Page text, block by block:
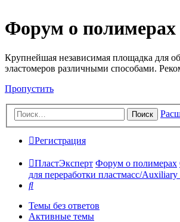
Форум о
Крупнейшая независимая площадка для
эластомеров различными способами.
Пропустить
Поиск
Регистрация
ПластЭксперт Форум о полимерах
для переработки пластмасс/
Поиск
Темы без ответов
Активные темы